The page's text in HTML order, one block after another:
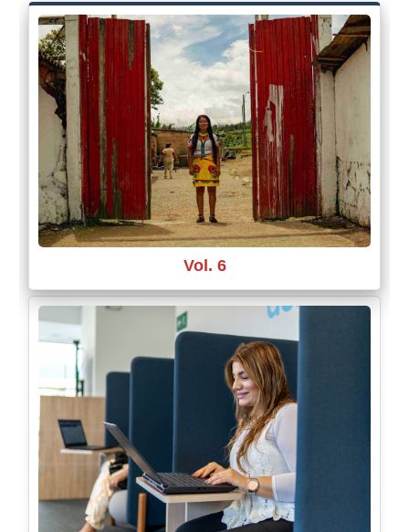
Entérate IUD
Habilidades para la Vida
Biblioteca IUD
ECOsosTECnibilidad